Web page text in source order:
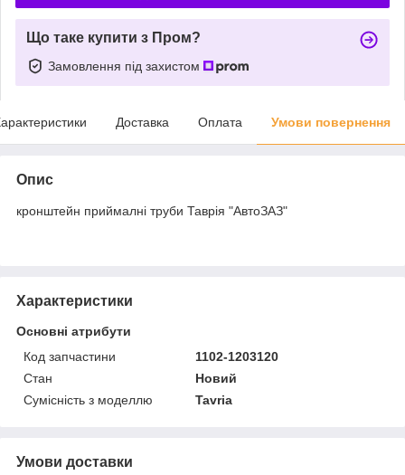
Що таке купити з Пром?
Замовлення під захистом
Доставка Оплата Умови повернення
Опис
кронштейн приймалні труби Таврія "АвтоЗАЗ"
Характеристики
Основні атрибути
Код запчастини
1102-1203120
Стан
Новий
Сумісність з моделлю
Tavria
Умови доставки